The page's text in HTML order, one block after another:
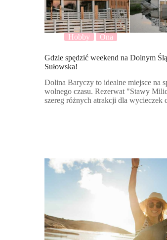
Hobby Ona
Gdzie spędzić weekend na Dolnym
Sułowska!
Dolina Baryczy to idealne miejsce na
wolnego czasu. Rezerwat "Stawy
szereg różnych atrakcji dla wycieczek